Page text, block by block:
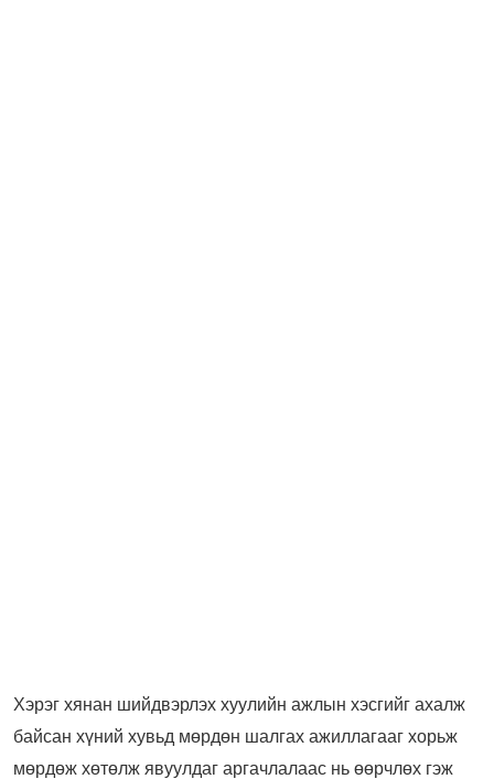
Хэрэг хянан шийдвэрлэх хуулийн ажлын хэсгийг ахалж
байсан хүний хувьд мөрдөн шалгах ажиллагааг хорьж
мөрдөж хөтөлж явуулдаг аргачлалаас нь өөрчлөх гэж